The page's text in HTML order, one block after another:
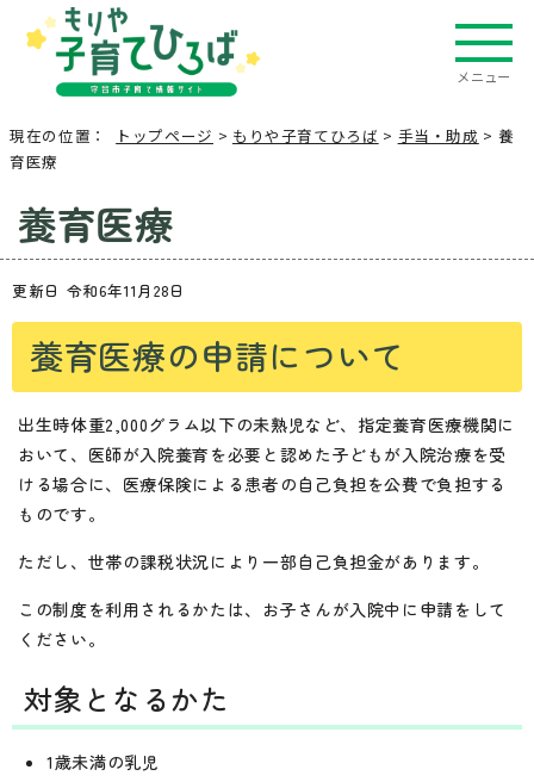
メニュー
現在の位置： トップページ > もりや子育てひろば > 手当・助成 > 養
育医療
養育医療
更新日 令和6年11月28日
養育医療の申請について
出生時体重2,000グラム以下の未熟児など、指定養育医療機関に
おいて、医師が入院養育を必要と認めた子どもが入院治療を受
ける場合に、医療保険による患者の自己負担を公費で負担する
ものです。
ただし、世帯の課税状況により一部自己負担金があります。
この制度を利用されるかたは、お子さんが入院中に申請をして
ください。
対象となるかた
1歳未満の乳児